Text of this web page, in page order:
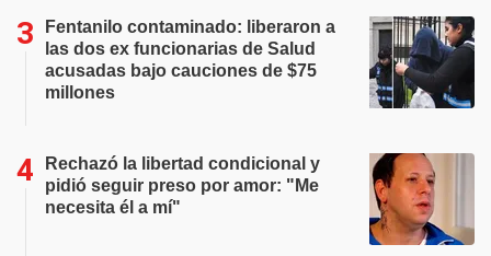
Fentanilo contaminado: liberaron a
las dos ex funcionarias de Salud
acusadas bajo cauciones de $75
millones
Rechazó la libertad condicional y
pidió seguir preso por amor: "Me
necesita él a mí"